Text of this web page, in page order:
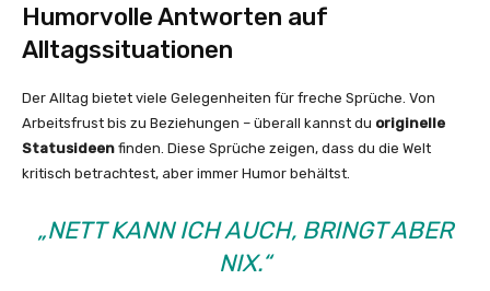
Humorvolle Antworten auf
Alltagssituationen
Der Alltag bietet viele Gelegenheiten für freche Sprüche. Von
Arbeitsfrust bis zu Beziehungen – überall kannst du originelle
Statusideen finden. Diese Sprüche zeigen, dass du die Welt
kritisch betrachtest, aber immer Humor behältst.
„NETT KANN ICH AUCH, BRINGT ABER
NIX.“